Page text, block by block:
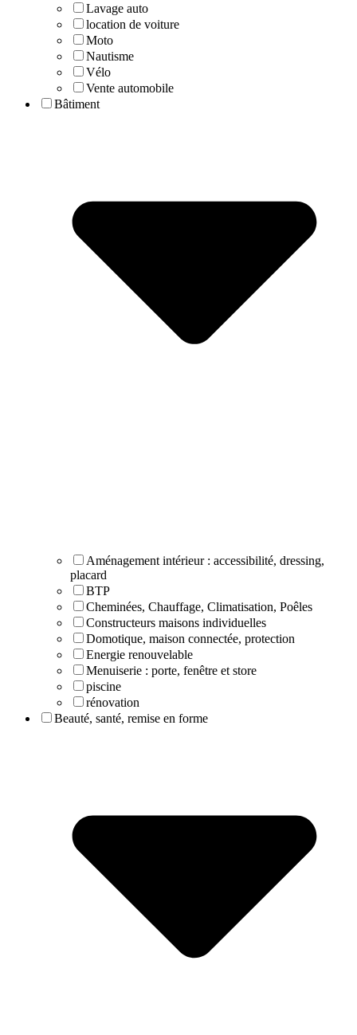
Lavage auto
location de voiture
Moto
Nautisme
Vélo
Vente automobile
Bâtiment
Aménagement intérieur : accessibilité, dressing,
placard
BTP
Cheminées, Chauffage, Climatisation, Poêles
Constructeurs maisons individuelles
Domotique, maison connectée, protection
Energie renouvelable
Menuiserie : porte, fenêtre et store
piscine
rénovation
Beauté, santé, remise en forme